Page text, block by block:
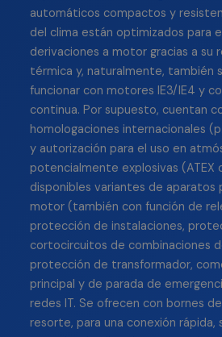
automáticos compactos y
del clima están optimizados para
derivaciones a motor gracias a su
térmica y, naturalmente, también
funcionar con motores IE3/IE4 y
continua. Por supuesto, cuentan
homologaciones internacionales
y autorización para el uso en
potencialmente explosivas (ATEX
disponibles variantes de aparatos
motor (también con función de
protección de instalaciones,
cortocircuitos de combinaciones
protección de transformador,
principal y de parada de
redes IT. Se ofrecen con bornes
resorte, para una conexión